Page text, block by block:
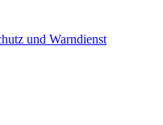
und Warndienst